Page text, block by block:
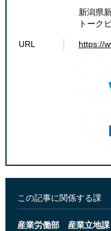
新潟県
トーク
URL https://
この記事に関係する課
産業労働部 産業立地課